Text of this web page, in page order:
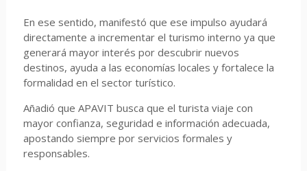
En ese sentido, manifestó que ese impulso ayudará
directamente a incrementar el turismo interno ya que
generará mayor interés por descubrir nuevos
destinos, ayuda a las economías locales y fortalece la
formalidad en el sector turístico.
Añadió que APAVIT busca que el turista viaje con
mayor confianza, seguridad e información adecuada,
apostando siempre por servicios formales y
responsables.